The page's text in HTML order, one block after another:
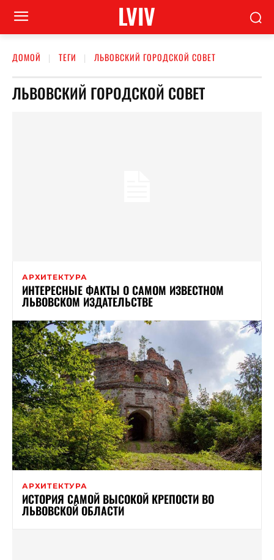
LVIV
ДОМОЙ ТЕГИ ЛЬВОВСКИЙ ГОРОДСКОЙ СОВЕТ
ЛЬВОВСКИЙ ГОРОДСКОЙ СОВЕТ
АРХИТЕКТУРА
ИНТЕРЕСНЫЕ ФАКТЫ О САМОМ ИЗВЕСТНОМ
ЛЬВОВСКОМ ИЗДАТЕЛЬСТВЕ
АРХИТЕКТУРА
ИСТОРИЯ САМОЙ ВЫСОКОЙ КРЕПОСТИ ВО
ЛЬВОВСКОЙ ОБЛАСТИ